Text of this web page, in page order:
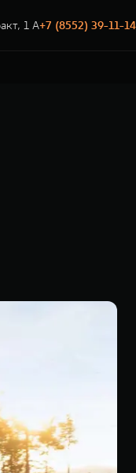
1 А+7 (8552) 39-11-14